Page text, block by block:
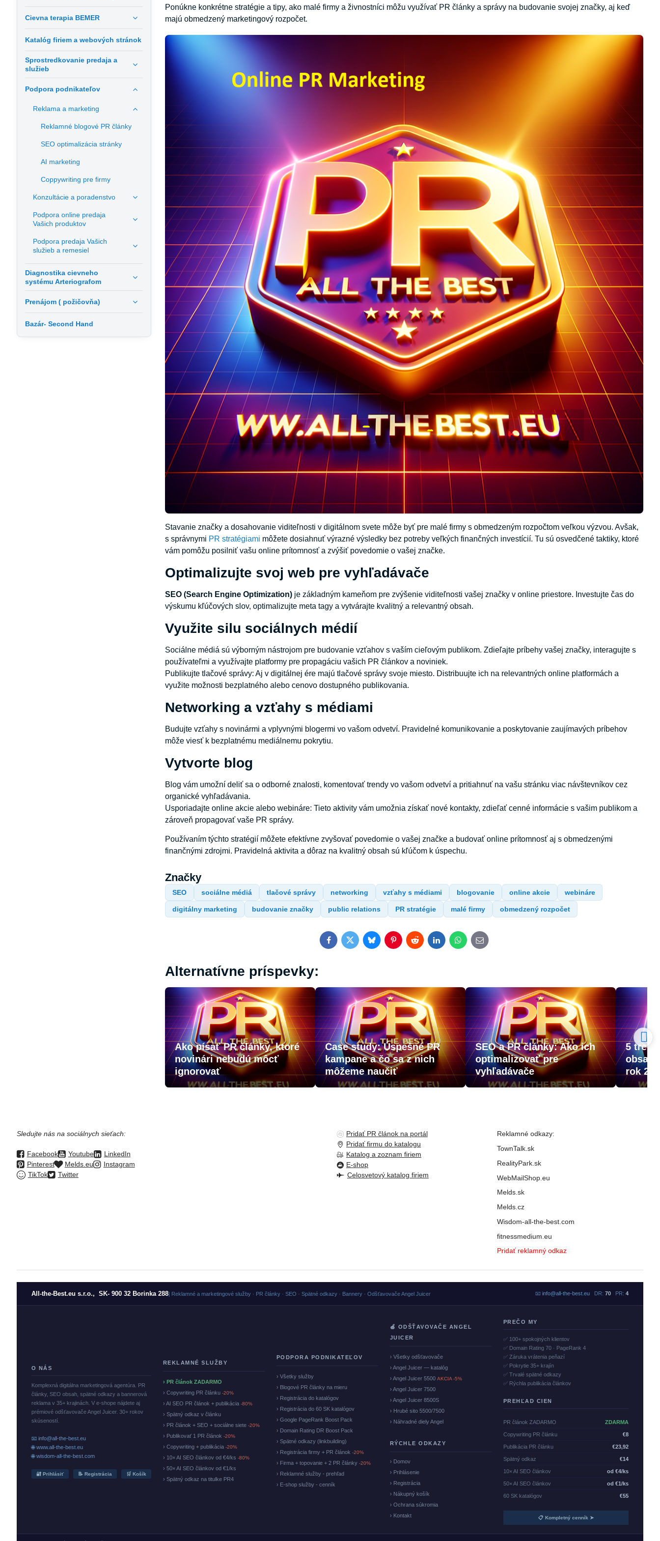
Ponúkne konkrétne stratégie a tipy, ako malé firmy a živnostníci môžu využívať PR články a správy na budovanie svojej značky, aj keď
majú obmedzený marketingový rozpočet.
Stavanie značky a dosahovanie viditeľnosti v digitálnom svete môže byť pre malé firmy s obmedzeným rozpočtom veľkou výzvou. Avšak,
s správnymi PR stratégiami môžete dosiahnuť výrazné výsledky bez potreby veľkých finančných investícií. Tu sú osvedčené taktiky, ktoré
vám pomôžu posilniť vašu online prítomnosť a zvýšiť povedomie o vašej značke.
Optimalizujte svoj web pre vyhľadávače
SEO (Search Engine Optimization) je základným kameňom pre zvýšenie viditeľnosti vašej značky v online priestore. Investujte čas do
výskumu kľúčových slov, optimalizujte meta tagy a vytvárajte kvalitný a relevantný obsah.
Využite silu sociálnych médií
Sociálne médiá sú výborným nástrojom pre budovanie vzťahov s vaším cieľovým publikom. Zdieľajte príbehy vašej značky, interagujte s
používateľmi a využívajte platformy pre propagáciu vašich PR článkov a noviniek.
Publikujte tlačové správy: Aj v digitálnej ére majú tlačové správy svoje miesto. Distribuujte ich na relevantných online platformách a
využite možnosti bezplatného alebo cenovo dostupného publikovania.
Networking a vzťahy s médiami
Budujte vzťahy s novinármi a vplyvnými blogermi vo vašom odvetví. Pravidelné komunikovanie a poskytovanie zaujímavých príbehov
môže viesť k bezplatnému mediálnemu pokrytiu.
Vytvorte blog
Blog vám umožní deliť sa o odborné znalosti, komentovať trendy vo vašom odvetví a pritiahnuť na vašu stránku viac návštevníkov cez
organické vyhľadávania.
Usporiadajte online akcie alebo webináre: Tieto aktivity vám umožnia získať nové kontakty, zdieľať cenné informácie s vašim publikom a
zároveň propagovať vaše PR správy.
Používaním týchto stratégií môžete efektívne zvyšovať povedomie o vašej značke a budovať online prítomnosť aj s obmedzenými
finančnými zdrojmi. Pravidelná aktivita a dôraz na kvalitný obsah sú kľúčom k úspechu.
Značky
SEO sociálne médiá tlačové správy networking vzťahy s médiami blogovanie online akcie webináre
digitálny marketing budovanie značky public relations PR stratégie malé firmy obmedzený rozpočet
FacebookTwitterBlueskyPinterestRedditLinkedInWhatsApp
E-
mail
Alternatívne príspevky:
Ako písať PR články, ktoré
novinári nebudú môcť
ignorovať
Case study: Úspešné PR
kampane a čo sa z nich
môžeme naučiť
SEO a PR články: Ako ich
optimalizovať pre
vyhľadávače
5
rok
Cievna terapia BEMER
Katalóg firiem a webových stránok
Sprostredkovanie predaja a
služieb
Podpora podnikateľov
Reklama a marketing
Reklamné blogové PR články
SEO optimalizácia stránky
AI marketing
Coppywriting pre firmy
Konzultácie a poradenstvo
Podpora online predaja
Vašich produktov
Podpora predaja Vašich
služieb a remesiel
Diagnostika cievneho
systému Arteriografom
Prenájom ( požičovňa)
Bazár- Second Hand
Sledujte nás na sociálnych sieťach:
Facebook Youtube
LinkedIn
Pinterest
Melds.eu
Instagram
TikTok
Twitter
Pridať PR článok na portál
Pridať firmu do katalogu
Katalog a zoznam firiem
E-shop
Celosvetový katalog firiem
Reklamné odkazy:
TownTalk.sk
RealityPark.sk
WebMailShop.eu
Melds.sk
Melds.cz
Wisdom-all-the-best.com
fitnessmedium.eu
Pridať reklamný odkaz
All-the-Best.eu s.r.o., SK- 900 32 Borinka 288| Reklamné a marketingové služby · PR články · SEO · Spätné odkazy · Bannery · Odšťavovače Angel Juicer 📧 info@all-the-best.euDR: 70PR: 4
O NÁS
Komplexná digitálna marketingová agentúra. PR
články, SEO obsah, spätné odkazy a bannerová
reklama v 35+ krajinách. V e-shope nájdete aj
prémiové odšťavovače Angel Juicer. 30+ rokov
skúseností.
📧 info@all-the-best.eu
🌐 www.all-the-best.eu
🌐 wisdom-all-the-best.com
🔐 Prihlásiť 📝 Registrácia 🛒 Košík
REKLAMNÉ SLUŽBY
› PR článok ZADARMO
› Copywriting PR článku -20%
› AI SEO PR článok + publikácia -80%
› Spätný odkaz v článku
› PR článok + SEO + sociálne siete -20%
› Publikovať 1 PR článok -20%
› Copywriting + publikácia -20%
› 10× AI SEO článkov od €4/ks -80%
› 50× AI SEO článkov od €1/ks
› Spätný odkaz na titulke PR4
PODPORA PODNIKATEĽOV
› Všetky služby
› Blogové PR články na mieru
› Registrácia do katalógov
› Registrácia do 60 SK katalógov
› Google PageRank Boost Pack
› Domain Rating DR Boost Pack
› Spätné odkazy (linkbuilding)
› Registrácia firmy + PR článok -20%
› Firma + topovanie + 2 PR články -20%
› Reklamné služby - prehľad
› E-shop služby - cenník
🍏 ODŠŤAVOVAČE ANGEL
JUICER
› Všetky odšťavovače
› Angel Juicer — katalóg
› Angel Juicer 5500 AKCIA -5%
› Angel Juicer 7500
› Angel Juicer 8500S
› Hrubé sito 5500/7500
› Náhradné diely Angel
RÝCHLE ODKAZY
› Domov
› Prihlásenie
› Registrácia
› Nákupný košík
› Ochrana súkromia
› Kontakt
PREČO MY
✅ 100+ spokojných klientov
✅ Domain Rating 70 · PageRank 4
✅ Záruka vrátenia peňazí
✅ Pokrytie 35+ krajín
✅ Trvalé spätné odkazy
✅ Rýchla publikácia článkov
PREHĽAD CIEN
PR článok ZADARMO ZDARMA
Copywriting PR článku €8
Publikácia PR článku €23,92
Spätný odkaz €14
10× AI SEO článkov od €4/ks
50× AI SEO článkov od €1/ks
60 SK katalógov €55
📋 Kompletný cenník ➤